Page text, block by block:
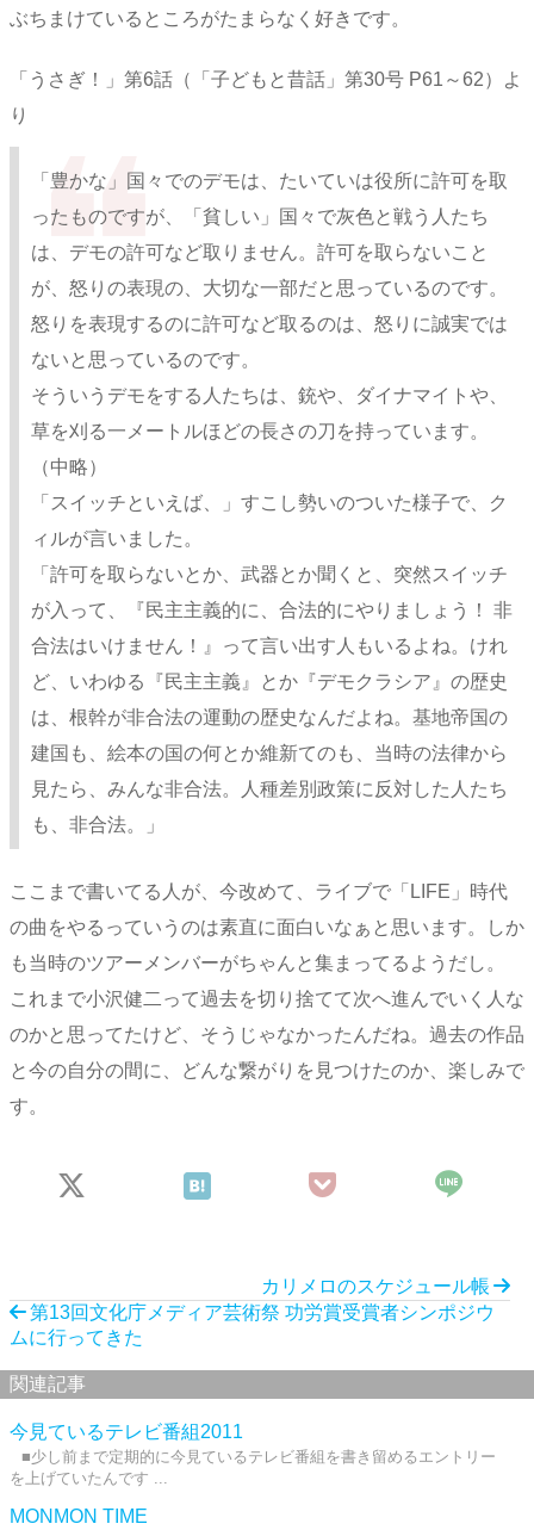
ぶちまけているところがたまらなく好きです。
「うさぎ！」第6話（「子どもと昔話」第30号 P61～62）よ
り
「豊かな」国々でのデモは、たいていは役所に許可を取
ったものですが、「貧しい」国々で灰色と戦う人たち
は、デモの許可など取りません。許可を取らないこと
が、怒りの表現の、大切な一部だと思っているのです。
怒りを表現するのに許可など取るのは、怒りに誠実では
ないと思っているのです。
そういうデモをする人たちは、銃や、ダイナマイトや、
草を刈る一メートルほどの長さの刀を持っています。
（中略）
「スイッチといえば、」すこし勢いのついた様子で、ク
ィルが言いました。
「許可を取らないとか、武器とか聞くと、突然スイッチ
が入って、『民主主義的に、合法的にやりましょう！ 非
合法はいけません！』って言い出す人もいるよね。けれ
ど、いわゆる『民主主義』とか『デモクラシア』の歴史
は、根幹が非合法の運動の歴史なんだよね。基地帝国の
建国も、絵本の国の何とか維新てのも、当時の法律から
見たら、みんな非合法。人種差別政策に反対した人たち
も、非合法。」
ここまで書いてる人が、今改めて、ライブで「LIFE」時代
の曲をやるっていうのは素直に面白いなぁと思います。しか
も当時のツアーメンバーがちゃんと集まってるようだし。
これまで小沢健二って過去を切り捨てて次へ進んでいく人な
のかと思ってたけど、そうじゃなかったんだね。過去の作品
と今の自分の間に、どんな繋がりを見つけたのか、楽しみで
す。
カリメロのスケジュール帳
第13回文化庁メディア芸術祭 功労賞受賞者シンポジウ
ムに行ってきた
関連記事
今見ているテレビ番組2011
■少し前まで定期的に今見ているテレビ番組を書き留めるエントリー
を上げていたんです ...
MONMON TIME